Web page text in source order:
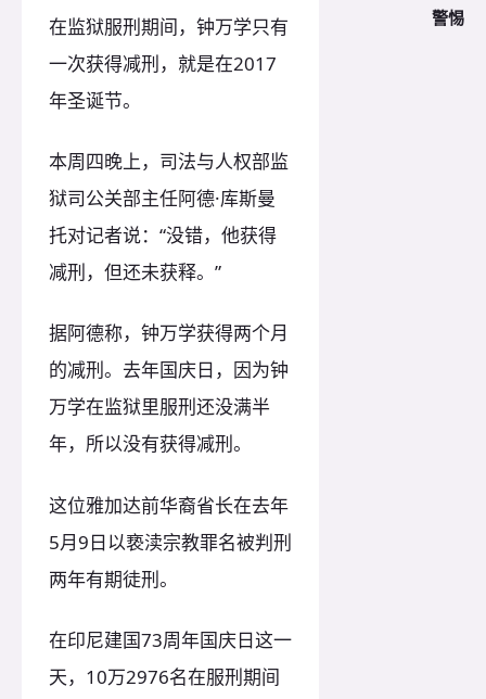
在监狱服刑期间，钟万学只有
一次获得减刑，就是在2017
年圣诞节。
本周四晚上，司法与人权部监
狱司公关部主任阿德·库斯曼
托对记者说：“没错，他获得
减刑，但还未获释。”
据阿德称，钟万学获得两个月
的减刑。去年国庆日，因为钟
万学在监狱里服刑还没满半
年，所以没有获得减刑。
这位雅加达前华裔省长在去年
5月9日以亵渎宗教罪名被判刑
两年有期徒刑。
在印尼建国73周年国庆日这一
天，10万2976名在服刑期间
警惕